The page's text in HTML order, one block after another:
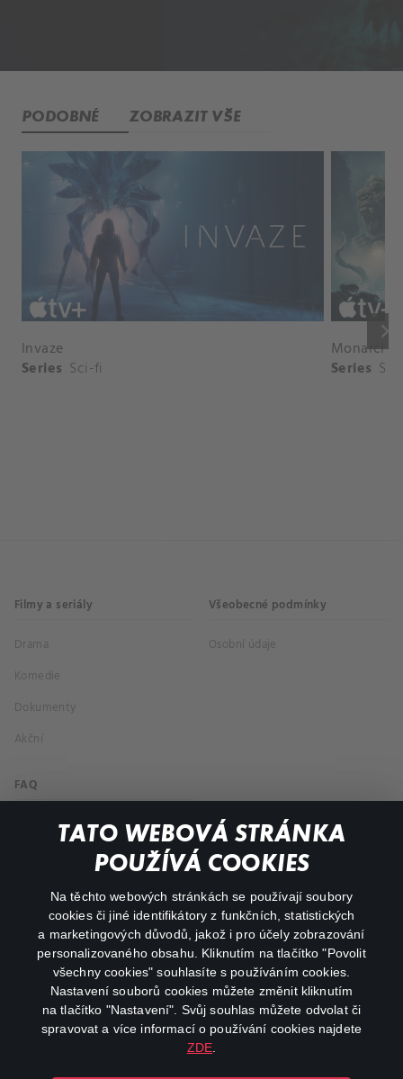
TATO WEBOVÁ STRÁNKA
POUŽÍVÁ COOKIES
Na těchto webových stránkách se používají soubory
cookies či jiné identifikátory z funkčních, statistických
a marketingových důvodů, jakož i pro účely zobrazování
personalizovaného obsahu. Kliknutím na tlačítko "Povolit
všechny cookies" souhlasíte s používáním cookies.
Nastavení souborů cookies můžete změnit kliknutím
na tlačítko "Nastavení". Svůj souhlas můžete odvolat či
spravovat a více informací o používání cookies najdete
ZDE
PODOBNÉ ZOBRAZIT VŠE
keyboard_arrow_right
Invaze
Series Sci-fi
Monarch:
Series
Filmy a seriály
Drama
Komedie
Dokumenty
Akční
Všeobecné podmínky
Osobní údaje
FAQ
Můj účet
Důležité odkazy
facebookinstagram
youtube